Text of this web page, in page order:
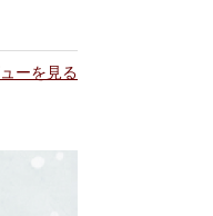
ーを見る